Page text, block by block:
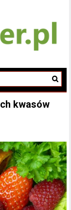
kwasów